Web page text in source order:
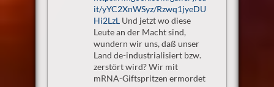
it/yYC2XnWSyz/Rzwq1jyeDU
Hi2LzLUnd jetzt wo diese
Leute an der Macht sind,
wundern wir uns, daß unser
Land de-industrialisiert bzw.
zerstört wird? Wir mit
mRNA-Giftspritzen ermordet